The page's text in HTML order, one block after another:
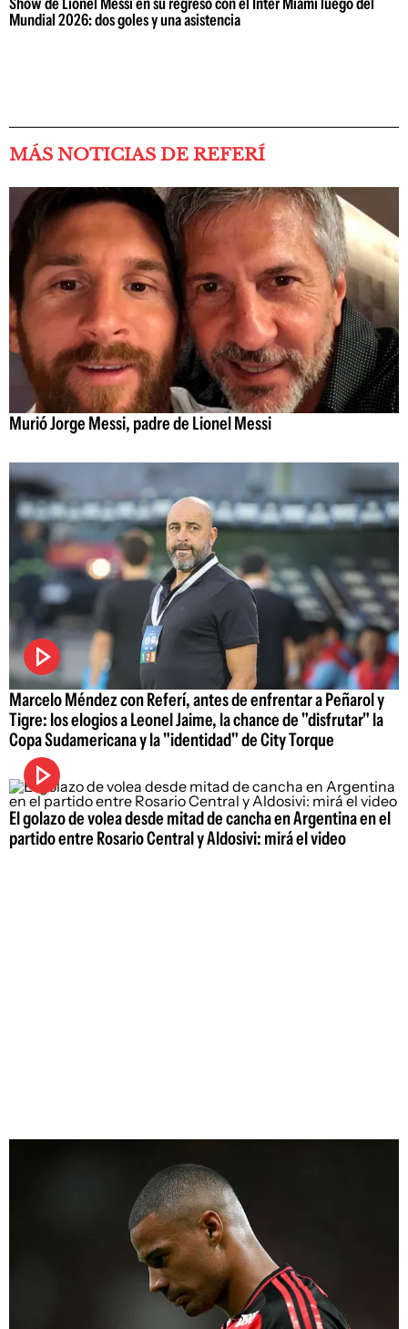
Mundial 2026: dos goles y una asistencia
MÁS NOTICIAS DE REFERÍ
Murió Jorge Messi, padre de Lionel Messi
Marcelo Méndez con Referí, antes de enfrentar a Peñarol y
Tigre: los elogios a Leonel Jaime, la chance de "disfrutar" la
Copa Sudamericana y la "identidad" de City Torque
El golazo de volea desde mitad de cancha en Argentina en el
partido entre Rosario Central y Aldosivi: mirá el video